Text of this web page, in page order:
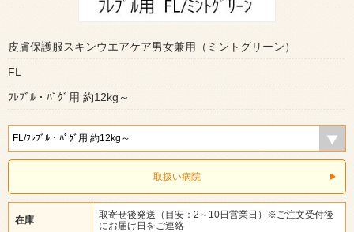
皮膚保護服スキンウエアケア男女兼用（ミントグリーン）
FL
ﾌﾚﾌﾞﾙ・ﾊﾟｸﾞ用 約12kg～
取扱い病院
在庫
取寄せ後発送（目安：2～10日営業日）※ご注文受付後
にお届け日をご連絡